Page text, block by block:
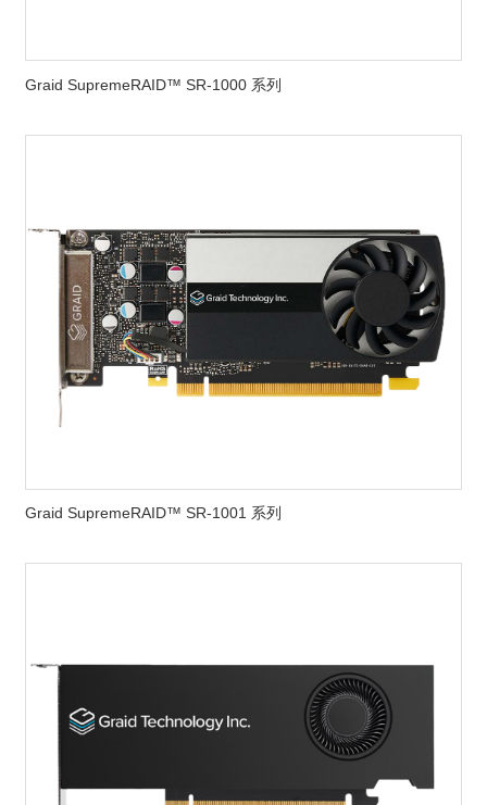
Graid SupremeRAID™ SR-1000 系列
Graid SupremeRAID™ SR-1001 系列